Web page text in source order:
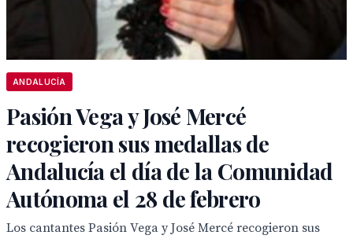
ANDALUCÍA
Pasión Vega y José Mercé
recogieron sus medallas de
Andalucía el día de la Comunidad
Autónoma el 28 de febrero
Los cantantes Pasión Vega y José Mercé recogieron sus